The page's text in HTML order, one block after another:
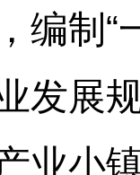
编制“
发展
业小